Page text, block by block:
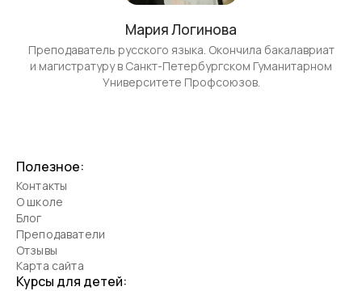
Мария Логинова
Преподаватель русского языка. Окончила бакалавриат
и магистратуру в Санкт-Петербургском Гуманитарном
Университете Профсоюзов.
Полезное:
Контакты
О школе
Блог
Преподаватели
Отзывы
Карта сайта
Курсы для детей: